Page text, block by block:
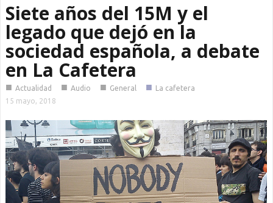
Siete años del 15M y el
legado que dejó en la
sociedad española, a debate
en La Cafetera
■ Actualidad ■ Audio ■ General ■ La cafetera
15 mayo, 2018